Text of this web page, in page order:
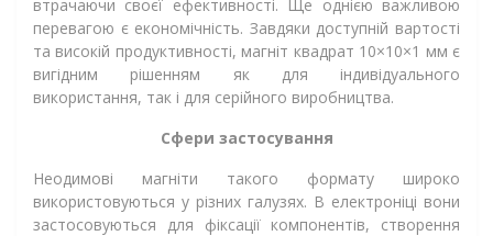
втрачаючи своєї ефективності. Ще однією важливою
перевагою є економічність. Завдяки доступній вартості
та високій продуктивності, магніт квадрат 10×10×1 мм є
вигідним рішенням як для індивідуального
використання, так і для серійного виробництва.
Сфери застосування
Неодимові магніти такого формату широко
використовуються у різних галузях. В електроніці вони
застосовуються для фіксації компонентів, створення